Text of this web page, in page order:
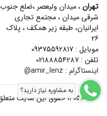
تهران ، میدان ولیعصر ،ضلع جنوب
شرقی میدان ، مجتمع تجاری
ایرانیان، طبقه زیر همکف ، پلاک
26
موبایل : 09375592817
تلفن : 02188854287
اینستاگرام : amir_lenz@
1405 حقوق این سایت متعلق به امیر لنز می باشد. 1392-1405
به مشاوره نیاز دارید؟